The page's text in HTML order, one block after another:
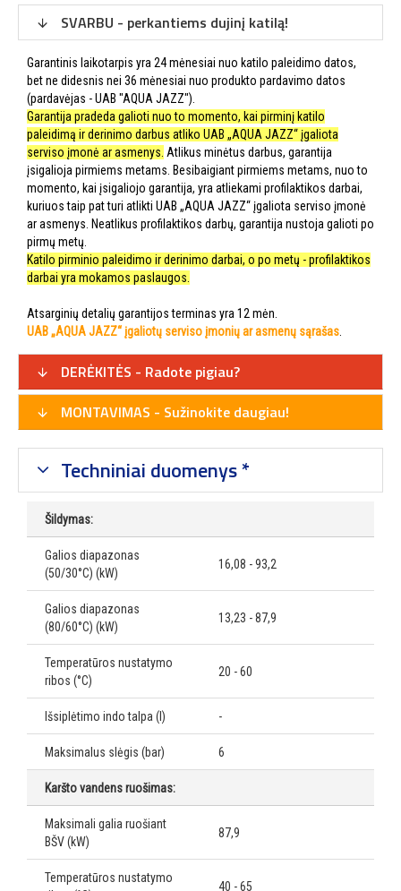
SVARBU - perkantiems dujinį katilą!
Garantinis laikotarpis yra 24 mėnesiai nuo katilo paleidimo datos,
bet ne didesnis nei 36 mėnesiai nuo produkto pardavimo datos
(pardavėjas - UAB "AQUA JAZZ").
Garantija pradeda galioti nuo to momento, kai pirminį katilo
paleidimą ir derinimo darbus atliko UAB „AQUA JAZZ“ įgaliota
serviso įmonė ar asmenys. Atlikus minėtus darbus, garantija
įsigalioja pirmiems metams. Besibaigiant pirmiems metams, nuo to
momento, kai įsigaliojo garantija, yra atliekami profilaktikos darbai,
kuriuos taip pat turi atlikti UAB „AQUA JAZZ“ įgaliota serviso įmonė
ar asmenys. Neatlikus profilaktikos darbų, garantija nustoja galioti po
pirmų metų.
Katilo pirminio paleidimo ir derinimo darbai, o po metų - profilaktikos
darbai yra mokamos paslaugos.
Atsarginių detalių garantijos terminas yra 12 mėn.
UAB „AQUA JAZZ“ įgaliotų serviso įmonių ar asmenų sąrašas.
DERĖKITĖS - Radote pigiau?
MONTAVIMAS - Sužinokite daugiau!
Techniniai duomenys *
Šildymas:
Galios diapazonas
(50/30°C) (kW)
16,08 - 93,2
Galios diapazonas
(80/60°C) (kW)
13,23 - 87,9
Temperatūros nustatymo
ribos (°C)
20 - 60
Išsiplėtimo indo talpa (l) -
Maksimalus slėgis (bar) 6
Karšto vandens ruošimas:
Maksimali galia ruošiant
BŠV (kW)
87,9
Temperatūros nustatymo
40 - 65